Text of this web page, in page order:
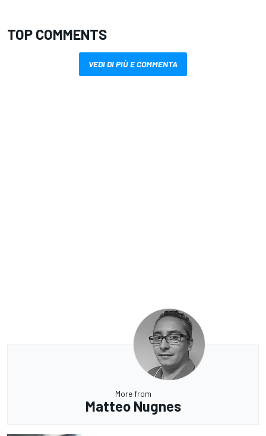
TOP COMMENTS
VEDI DI PIÙ E COMMENTA
More from
Matteo Nugnes